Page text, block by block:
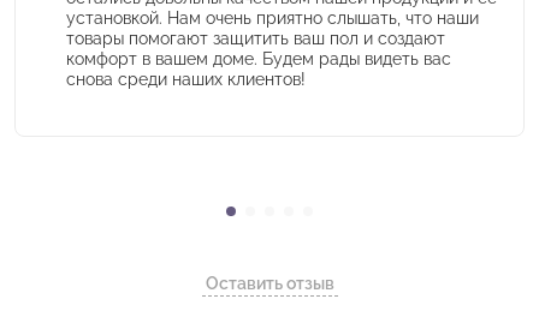
установкой. Нам очень приятно слышать, что наши
товары помогают защитить ваш пол и создают
комфорт в вашем доме. Будем рады видеть вас
снова среди наших клиентов!
Оставить отзыв